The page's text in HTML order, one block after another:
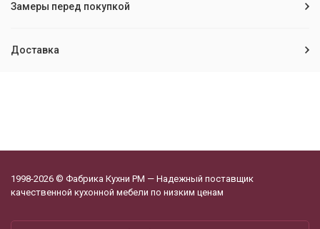
Замеры перед покупкой
Доставка
1998-2026 © Фабрика Кухни РМ — Надежный поставщик
качественной кухонной мебели по низким ценам